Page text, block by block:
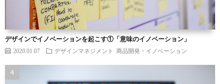
デザインでイノベーションを起こす①「意味のイノベーション」
2020.01.07 デザインマネジメント 商品開発・イノベーション